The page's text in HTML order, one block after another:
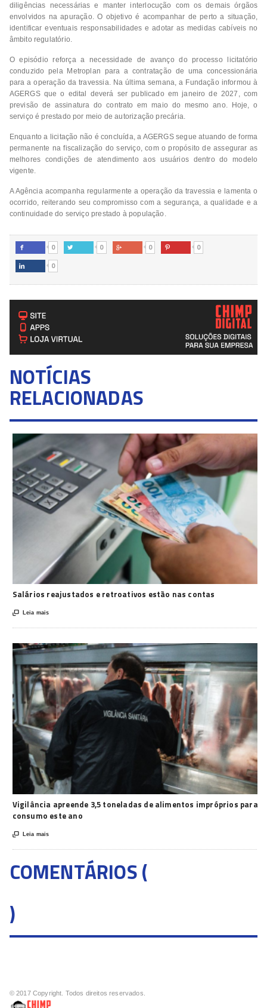
diligências necessárias e manter interlocução com os demais órgãos
envolvidos na apuração. O objetivo é acompanhar de perto a situação,
identificar eventuais responsabilidades e adotar as medidas cabíveis no
âmbito regulatório.
O episódio reforça a necessidade de avanço do processo licitatório
conduzido pela Metroplan para a contratação de uma concessionária
para a operação da travessia. Na última semana, a Fundação informou à
AGERGS que o edital deverá ser publicado em janeiro de 2027, com
previsão de assinatura do contrato em maio do mesmo ano. Hoje, o
serviço é prestado por meio de autorização precária.
Enquanto a licitação não é concluída, a AGERGS segue atuando de forma
permanente na fiscalização do serviço, com o propósito de assegurar as
melhores condições de atendimento aos usuários dentro do modelo
vigente.
A Agência acompanha regularmente a operação da travessia e lamenta o
ocorrido, reiterando seu compromisso com a segurança, a qualidade e a
continuidade do serviço prestado à população.
 0  0  0  0
 0
NOTÍCIAS
RELACIONADAS
Salários reajustados e retroativos estão nas contas
 Leia mais
Vigilância apreende 3,5 toneladas de alimentos impróprios para
consumo este ano
 Leia mais
COMENTÁRIOS (
)
© 2017 Copyright. Todos direitos reservados.